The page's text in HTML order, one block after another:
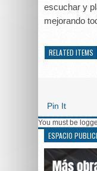
escuchar y
mejorando
RELATED ITEMS
Pin It
You must be
ESPACIO